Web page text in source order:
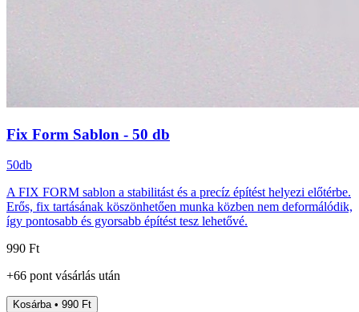
Fix Form Sablon - 50 db
50db
A FIX FORM sablon a stabilitást és a precíz építést helyezi előtérbe.
Erős, fix tartásának köszönhetően munka közben nem deformálódik,
így pontosabb és gyorsabb építést tesz lehetővé.
990 Ft
+66 pontvásárlás után
Kosárba • 990 Ft